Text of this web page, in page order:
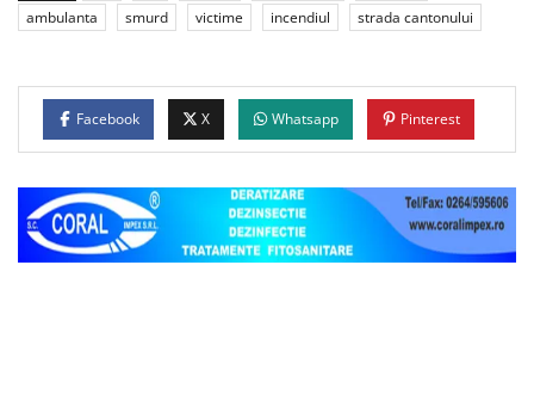
ambulanta
smurd victime incendiul strada cantonului
Facebook X Whatsapp Pinterest